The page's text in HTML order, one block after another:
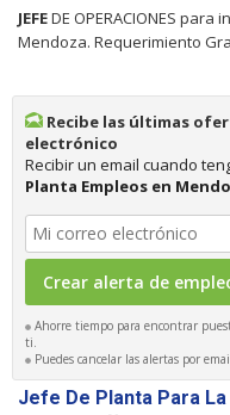
JEFEDE OPERACIONES
Mendoza. Requerimiento
Recibe las últimas
electrónico
Recibir un email cuando
Planta Empleos en
Ahorre tiempo para encontrar
ti.
Puedes cancelar las alertas por
Jefe De Planta Para La